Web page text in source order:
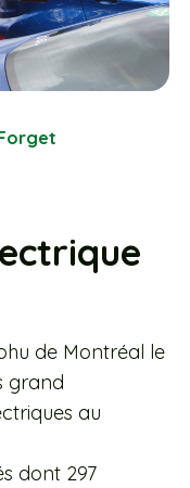
de Montréal le
grand
au
dont 297